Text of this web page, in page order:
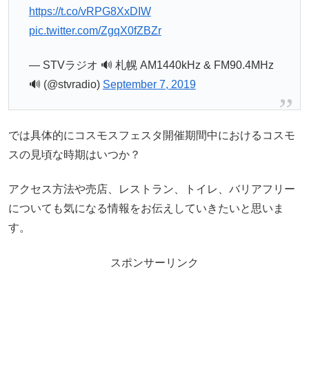
https://t.co/vRPG8XxDIW
pic.twitter.com/ZgqX0fZBZr
— STVラジオ 🔊 札幌 AM1440kHz & FM90.4MHz
🔊 (@stvradio) September 7, 2019
では具体的にコスモスフェスタ開催期間中におけるコスモ
スの見頃な時期はいつか？
アクセス方法や売店、レストラン、トイレ、バリアフリー
についても気になる情報をお伝えしていきたいと思いま
す。
スポンサーリンク